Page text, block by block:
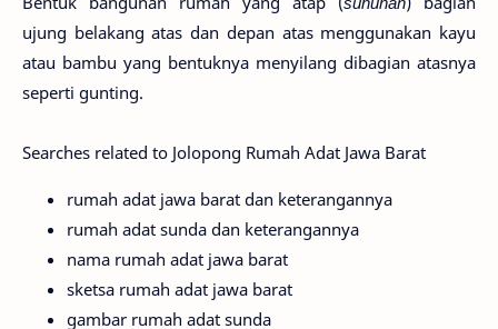
ujung belakang atas dan depan atas menggunakan kayu
atau bambu yang bentuknya menyilang dibagian atasnya
seperti gunting.
Searches related to Jolopong Rumah Adat Jawa Barat
rumah adat jawa barat dan keterangannya
rumah adat sunda dan keterangannya
nama rumah adat jawa barat
sketsa rumah adat jawa barat
gambar rumah adat sunda